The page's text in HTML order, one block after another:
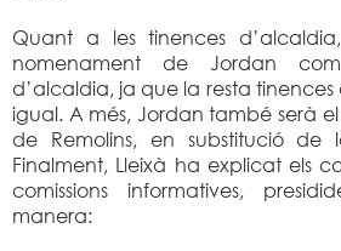
Quant a les tinences
nomenament de Jordan
d’alcaldia, ja que la resta
igual. A més, Jordan també serà
de Remolins, en substitució de
Finalment, Lleixà ha explicat els
comissions informatives,
manera: